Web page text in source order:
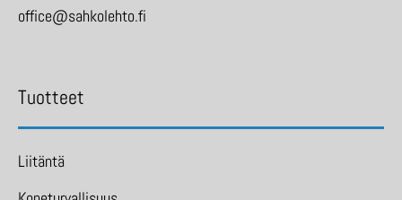
office@sahkolehto.fi
Tuotteet
Liitäntä